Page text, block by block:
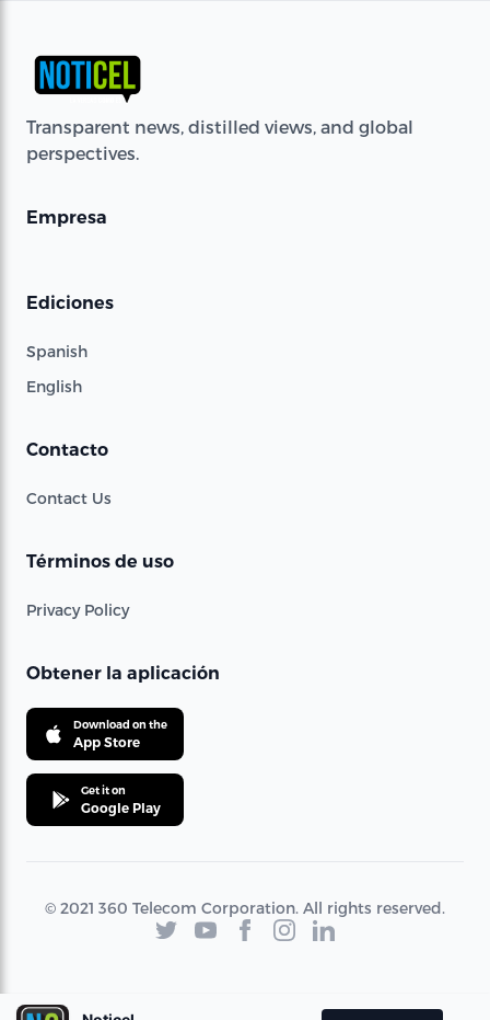
Transparent news, distilled views, and global
perspectives.
Empresa
Ediciones
Spanish
English
Contacto
Contact Us
Términos de uso
Privacy Policy
Obtener la aplicación
Download on the
App Store
Get it on
Google Play
© 2021 360 Telecom Corporation. All rights reserved.